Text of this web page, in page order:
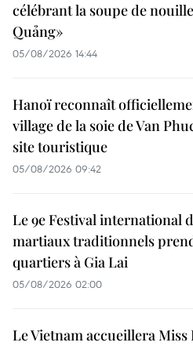
célébrant la soupe de
Quảng»
05/08/2026 14:44
Hanoï reconnaît
village de la soie de Van
site touristique
05/08/2026 09:42
Le 9e Festival international
martiaux traditionnels
quartiers à Gia Lai
05/08/2026 02:00
Le Vietnam accueillera Miss